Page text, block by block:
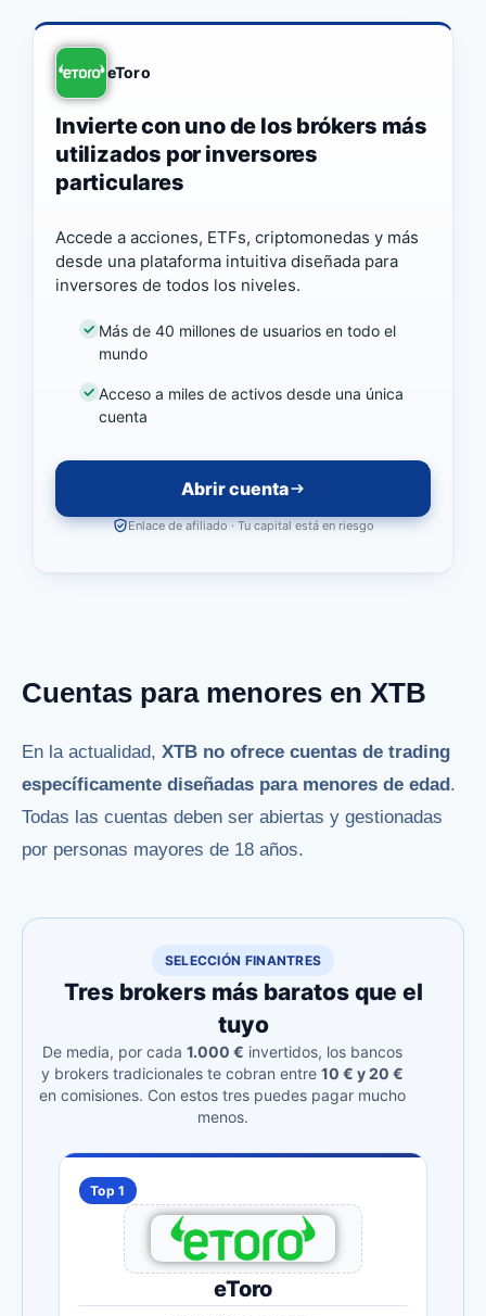
eToro
Invierte con uno de los brókers más
utilizados por inversores
particulares
Accede a acciones, ETFs, criptomonedas y más
desde una plataforma intuitiva diseñada para
inversores de todos los niveles.
Más de 40 millones de usuarios en todo el
mundo
Acceso a miles de activos desde una única
cuenta
Abrir cuenta
Enlace de afiliado · Tu capital está en riesgo
Cuentas para menores en XTB
En la actualidad, XTB no ofrece cuentas de trading
específicamente diseñadas para menores de edad.
Todas las cuentas deben ser abiertas y gestionadas
por personas mayores de 18 años.
SELECCIÓN FINANTRES
Tres brokers más baratos que el
tuyo
De media, por cada 1.000 € invertidos, los bancos
y brokers tradicionales te cobran entre 10 € y 20 €
en comisiones. Con estos tres puedes pagar mucho
menos.
Top 1
eToro